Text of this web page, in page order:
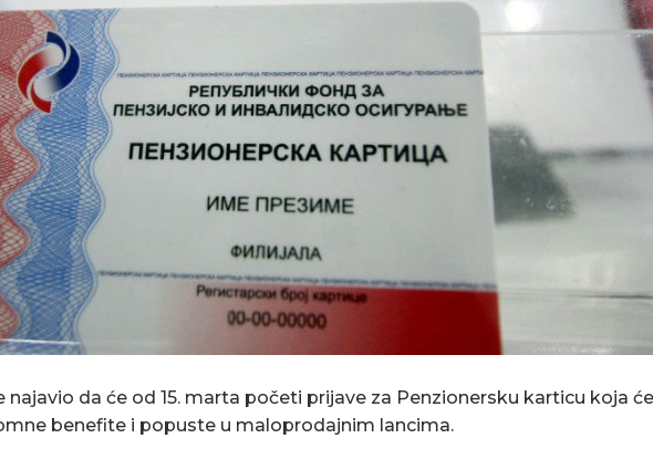
najavio da će od 15. marta početi prijave za Penzionersku karticu koja će
benefite i popuste u maloprodajnim lancima.